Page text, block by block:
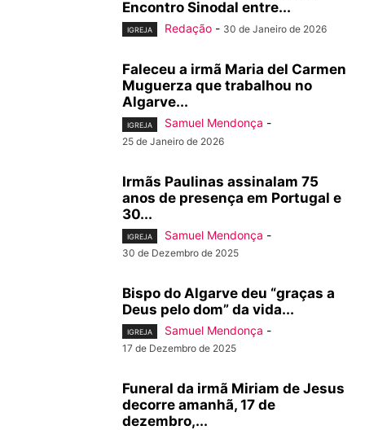
Encontro Sinodal entre...
IGREJA Redação - 30 de Janeiro de 2026
Faleceu a irmã Maria del Carmen
Muguerza que trabalhou no
Algarve...
IGREJA Samuel Mendonça -
25 de Janeiro de 2026
Irmãs Paulinas assinalam 75
anos de presença em Portugal e
30...
IGREJA Samuel Mendonça -
30 de Dezembro de 2025
Bispo do Algarve deu “graças a
Deus pelo dom” da vida...
IGREJA Samuel Mendonça -
17 de Dezembro de 2025
Funeral da irmã Miriam de Jesus
decorre amanhã, 17 de
dezembro,...